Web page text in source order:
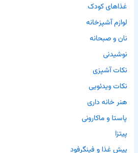
غذاهای کودک
لوازم آشپزخانه
نان و صبحانه
نوشیدنی
نکات آشپزی
نکات ویدئویی
هنر خانه داری
پاستا و ماکارونی
پیتزا
پیش غذا و فینگرفود